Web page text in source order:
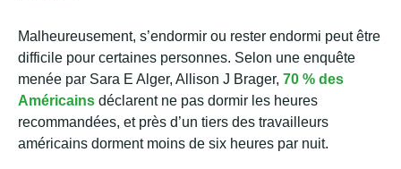
Malheureusement, s’endormir ou rester endormi peut être
difficile pour certaines personnes. Selon une enquête
menée par Sara E Alger, Allison J Brager, 70 % des
Américains déclarent ne pas dormir les heures
recommandées, et près d’un tiers des travailleurs
américains dorment moins de six heures par nuit.